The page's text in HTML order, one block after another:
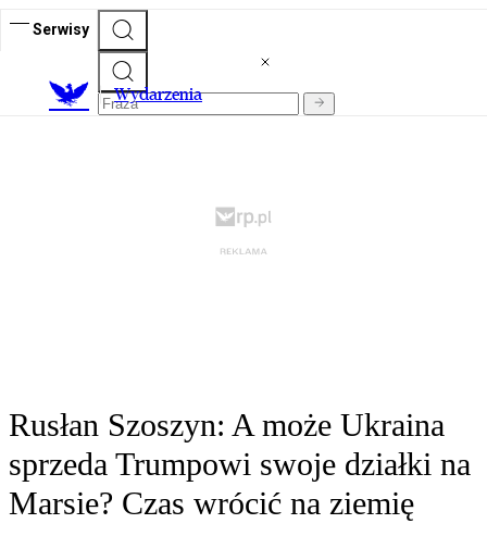
Serwisy
Wydarzenia
Rusłan Szoszyn: A może Ukraina
sprzeda Trumpowi swoje działki na
Marsie? Czas wrócić na ziemię